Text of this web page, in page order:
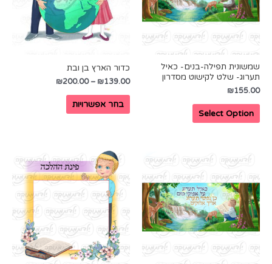
שמשונית תפילה-בנים- כאיל
תערוג- שלט לקישוט מסדרון
₪155.00
Select Option
כדור הארץ בן ובת
₪139.00
–
₪200.00
בחר אפשרויות